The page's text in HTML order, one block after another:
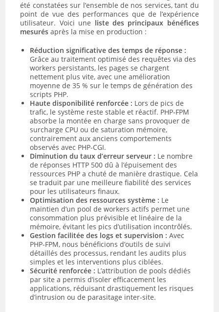
été constatées sur l’ensemble de nos services, tant du
point de vue des performances que de l’expérience
utilisateur. Voici une liste des principaux bénéfices
mesurés après la mise en production :
Réduction significative des temps de réponse :
Grâce au traitement optimisé des requêtes via des
workers persistants, les pages se chargent
nettement plus vite, avec une amélioration
moyenne de 35 % sur le temps de génération des
scripts PHP.
Haute disponibilité renforcée : Lors de pics de
trafic, le système reste stable et réactif. PHP-FPM
absorbe la montée en charge sans provoquer de
surcharge CPU ou de saturation mémoire,
contrairement aux anciens comportements
observés avec PHP-CGI.
Diminution du taux d’erreur serveur : Le nombre
de réponses HTTP 500 dû à l’épuisement des
ressources PHP a chuté de manière drastique. Cela
se traduit par une meilleure fiabilité des services
pour les utilisateurs finaux.
Optimisation des ressources système : Le
maintien d’un pool de workers actifs permet une
consommation plus prévisible et linéaire de la
mémoire, évitant les pics d’utilisation incontrôlés.
Gestion facilitée des logs et supervision : Avec
PHP-FPM, nous bénéficions d’outils de suivi
détaillés des processus, rendant les audits plus
simples et les interventions plus ciblées.
Sécurité renforcée : L’attribution de pools dédiés
par site a permis d’isoler efficacement les
applications, réduisant drastiquement les risques
d’intrusion ou de parasitage inter-site.